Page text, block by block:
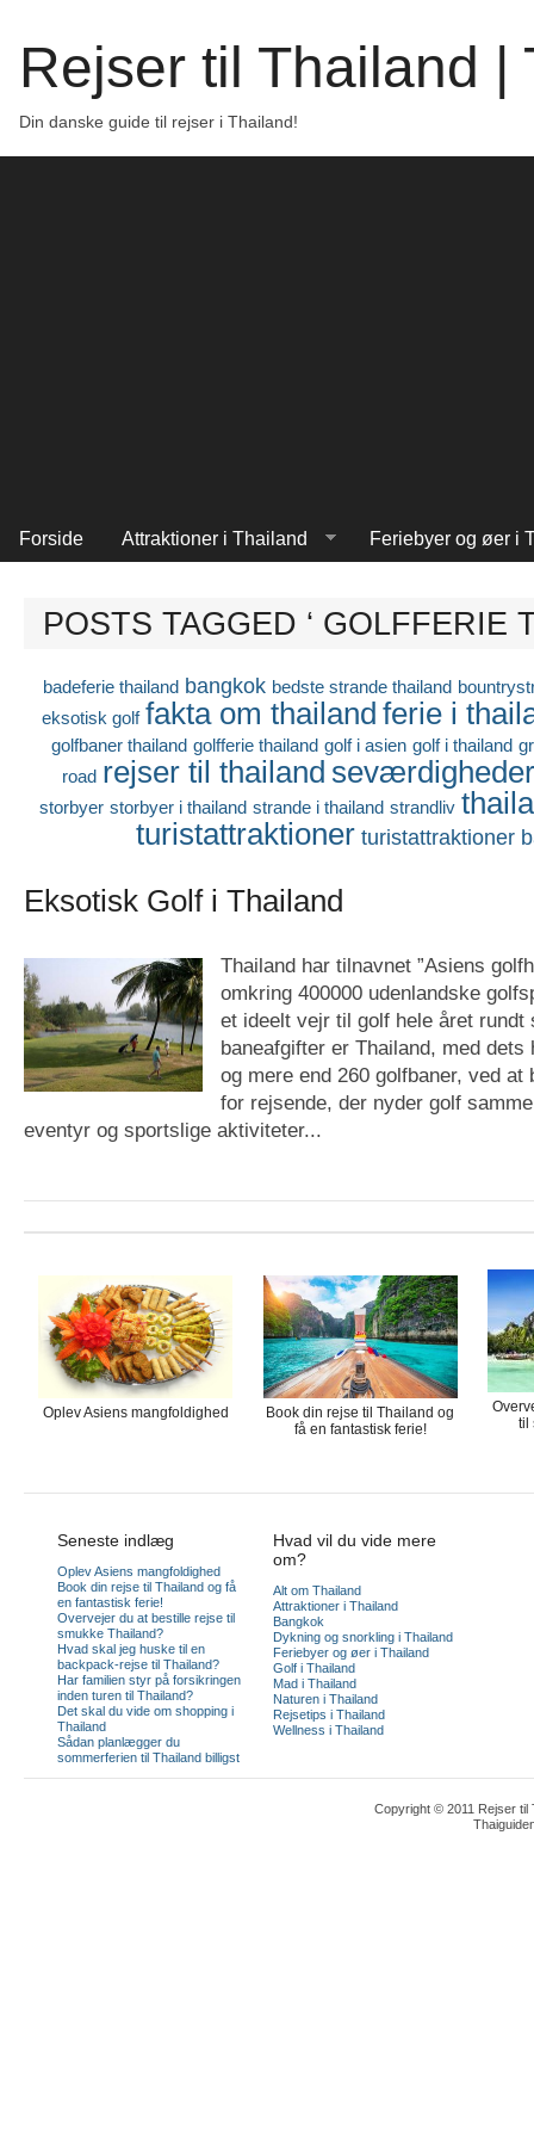
Rejser til Thailand |
Din danske guide til rejser i Thailand!
Forside Attraktioner i Thailand Feriebyer og øer i
POSTS TAGGED ‘ GOLFFERIE
badeferie thailand bangkok bedste strande thailand
eksotisk golf fakta om thailand ferie i
golfbaner thailand golfferie thailand golf i asien golf i thailand
road rejser til thailand
storbyer storbyer i thailand strande i thailand strandliv
turistattraktioner turistattraktioner
Eksotisk Golf i Thailand
Thailand har tilnavnet ”Asiens
omkring 400000 udenlandske
et ideelt vejr til golf hele året rundt
baneafgifter er Thailand, med dets
og mere end 260 golfbaner, ved at
for rejsende, der nyder golf
eventyr og sportslige aktiviteter...
Oplev Asiens mangfoldighed
Book din rejse til Thailand og
få en fantastisk ferie!
til
Seneste indlæg
Oplev Asiens mangfoldighed
Book din rejse til Thailand og få
en fantastisk ferie!
Overvejer du at bestille rejse til
smukke Thailand?
Hvad skal jeg huske til en
backpack-rejse til Thailand?
Har familien styr på forsikringen
inden turen til Thailand?
Det skal du vide om shopping i
Thailand
Sådan planlægger du
sommerferien til Thailand billigst
Hvad vil du vide mere
om?
Alt om Thailand
Attraktioner i Thailand
Bangkok
Dykning og snorkling i Thailand
Feriebyer og øer i Thailand
Golf i Thailand
Mad i Thailand
Naturen i Thailand
Rejsetips i Thailand
Wellness i Thailand
Copyright © 2011 Rejser til